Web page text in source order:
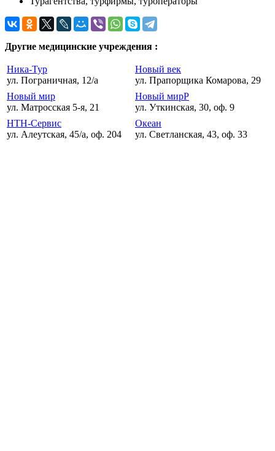
Другие медицинские учреждения :
Ника-Тур
ул. Пограничная, 12/а
Новый век
ул. Прапорщика Комарова, 29
Новый мир
ул. Матросская 5-я, 21
Новый мирР
ул. Уткинская, 30, оф. 9
НТН-Сервис
ул. Алеутская, 45/а, оф. 204
Океан
ул. Светланская, 43, оф. 33